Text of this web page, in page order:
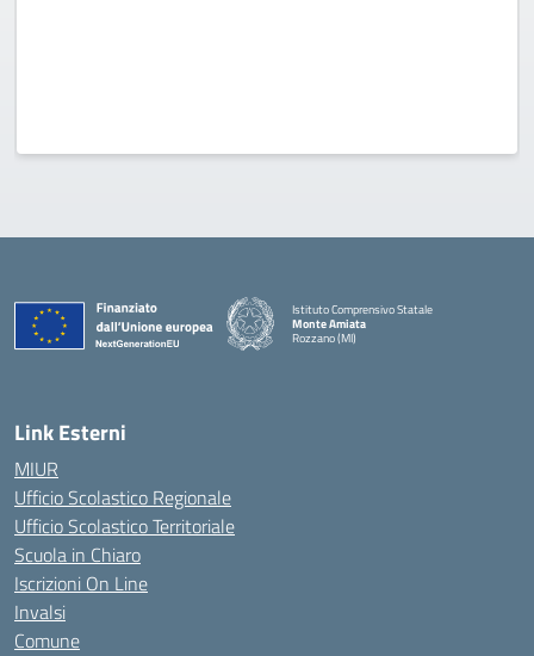
Istituto Comprensivo Statale
Monte Amiata
Rozzano (MI)
Link Esterni
MIUR
Ufficio Scolastico Regionale
Ufficio Scolastico Territoriale
Scuola in Chiaro
Iscrizioni On Line
Invalsi
Comune